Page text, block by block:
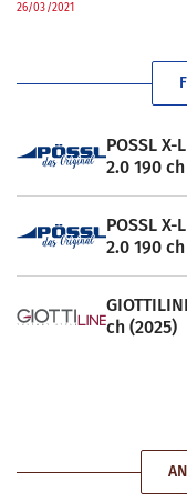
26/03/2021
POSSL
2.0 190
POSSL
2.0 190
ch (2025)